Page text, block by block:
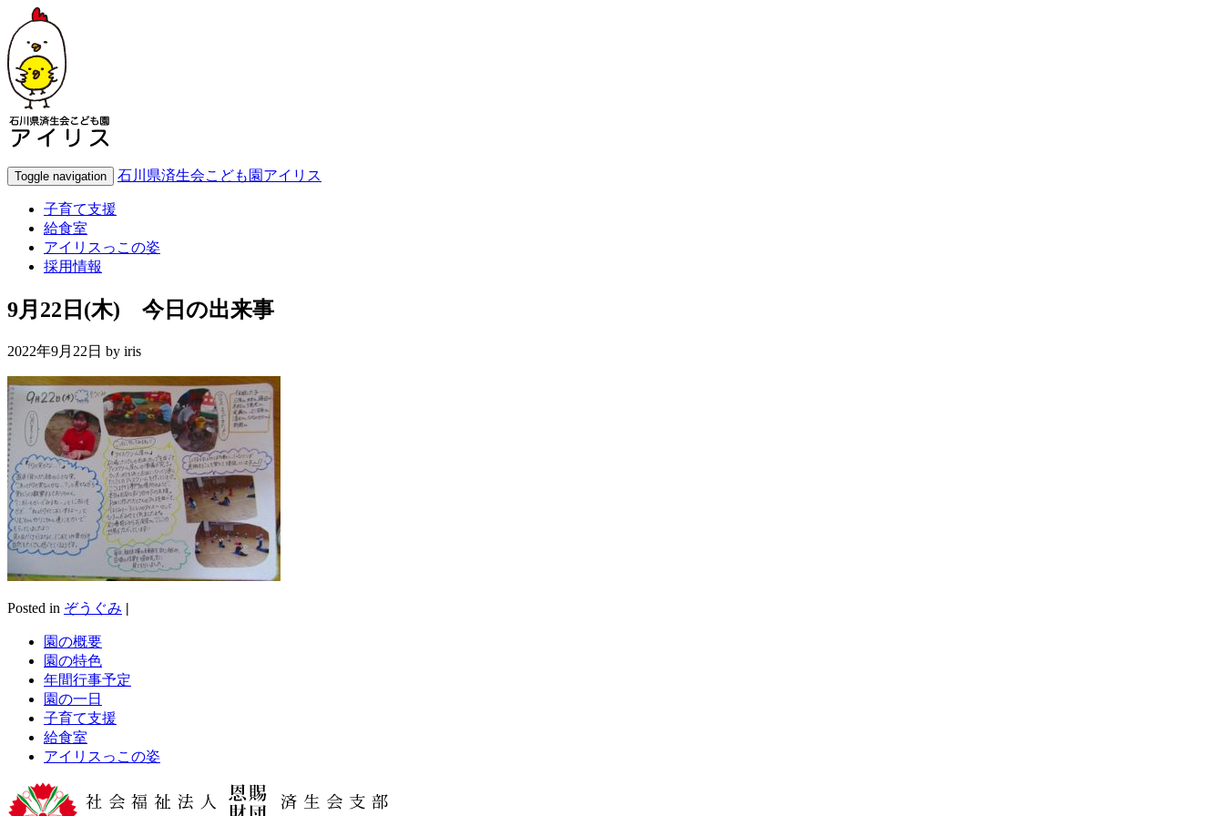
Toggle navigation 石川県済生会こども園アイリス
子育て支援
給食室
アイリスっこの姿
採用情報
9月22日(木) 今日の出来事
2022年9月22日 by iris
Posted in ぞうぐみ |
園の概要
園の特色
年間行事予定
園の一日
子育て支援
給食室
アイリスっこの姿